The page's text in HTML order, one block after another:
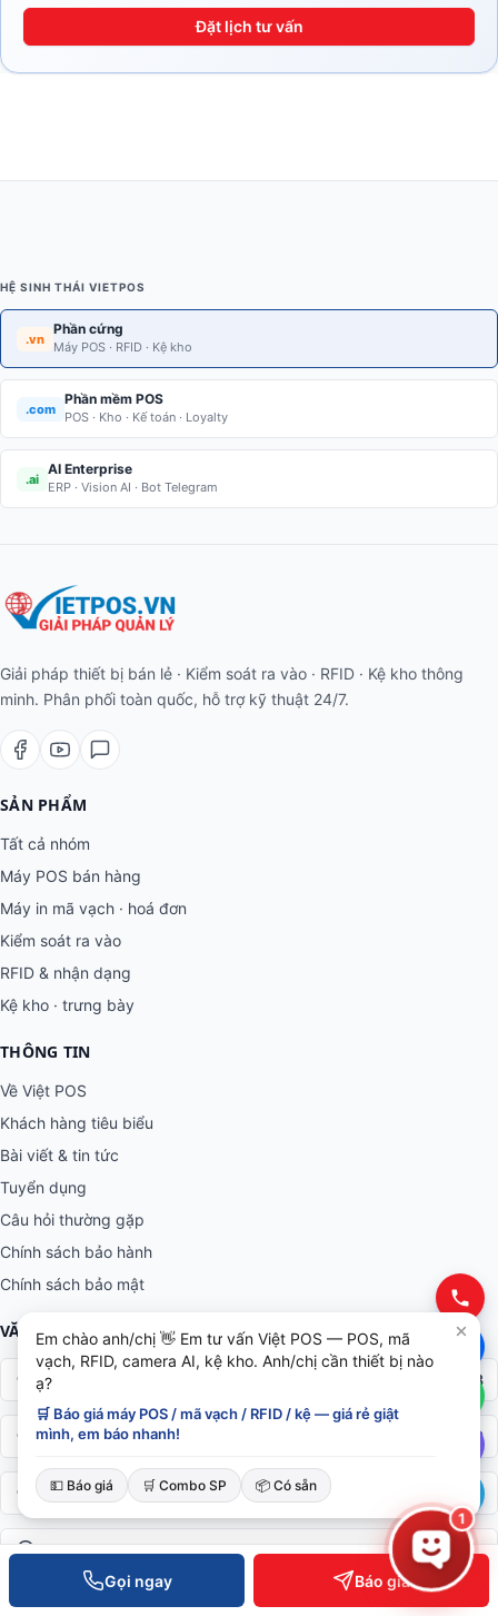
Gọi ngay Báo giá
Đặt lịch tư vấn
HỆ SINH THÁI VIETPOS
.vn
Phần cứng
Máy POS · RFID · Kệ kho
.com
Phần mềm POS
POS · Kho · Kế toán · Loyalty
.ai
AI Enterprise
ERP · Vision AI · Bot Telegram
Giải pháp thiết bị bán lẻ · Kiểm soát ra vào · RFID · Kệ kho thông
minh. Phân phối toàn quốc, hỗ trợ kỹ thuật 24/7.
SẢN PHẨM
Tất cả nhóm
Máy POS bán hàng
Máy in mã vạch · hoá đơn
Kiểm soát ra vào
RFID & nhận dạng
Kệ kho · trưng bày
THÔNG TIN
Về Việt POS
Khách hàng tiêu biểu
Bài viết & tin tức
Tuyển dụng
Câu hỏi thường gặp
Chính sách bảo hành
Chính sách bảo mật
VĂN PHÒNG TOÀN QUỐC
Hồ Chí Minh 0934 777 443
Đà Nẵng 0905 999 656
Cần Thơ
Hà Nội 0937 845 333
Hotline toàn quốc —0935 498 384
1
Em chào anh/chị 👋 Em tư vấn Việt POS — POS, mã
vạch, RFID, camera AI, kệ kho. Anh/chị cần thiết bị nào
ạ?
🛒 Báo giá máy POS / mã vạch / RFID / kệ — giá rẻ giật
mình, em báo nhanh!
💵 Báo giá 🛒 Combo SP 📦 Có sẵn